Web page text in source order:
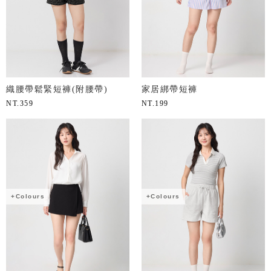
織腰帶鬆緊短褲(附腰帶)
NT. 359
家居綁帶短褲
NT. 199
+Colours +Colours